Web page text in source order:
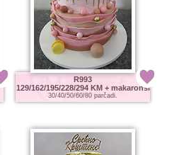
R993
129/162/195/228/294 KM + makaronsi
30/40/50/60/80 parčadi.